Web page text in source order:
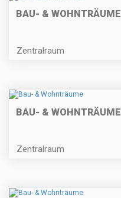
BAU- & WOHNTRÄUME
Zentralraum
BAU- & WOHNTRÄUME
Zentralraum